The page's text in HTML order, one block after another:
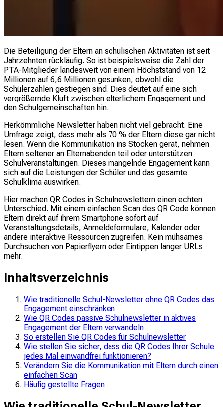
Die Beteiligung der Eltern an schulischen Aktivitäten ist seit
Jahrzehnten rückläufig. So ist beispielsweise die Zahl der
PTA-Mitglieder landesweit von einem Höchststand von 12
Millionen auf 6,6 Millionen gesunken, obwohl die
Schülerzahlen gestiegen sind. Dies deutet auf eine sich
vergrößernde Kluft zwischen elterlichem Engagement und
den Schulgemeinschaften hin.
Herkömmliche Newsletter haben nicht viel gebracht. Eine
Umfrage zeigt, dass mehr als 70 % der Eltern diese gar nicht
lesen. Wenn die Kommunikation ins Stocken gerät, nehmen
Eltern seltener an Elternabenden teil oder unterstützen
Schulveranstaltungen. Dieses mangelnde Engagement kann
sich auf die Leistungen der Schüler und das gesamte
Schulklima auswirken.
Hier machen QR Codes in Schulnewslettern einen echten
Unterschied. Mit einem einfachen Scan des QR Code können
Eltern direkt auf ihrem Smartphone sofort auf
Veranstaltungsdetails, Anmeldeformulare, Kalender oder
andere interaktive Ressourcen zugreifen. Kein mühsames
Durchsuchen von Papierflyern oder Eintippen langer URLs
mehr.
Inhaltsverzeichnis
Wie traditionelle Schul-Newsletter ohne QR Codes das
Engagement einschränken
Wie QR Codes passive Schulnewsletter in aktives
Engagement der Eltern verwandeln
So erstellen Sie QR Codes für Schulnewsletter
Wie stellen Sie sicher, dass die QR Codes Ihrer Schule
jedes Mal einwandfrei funktionieren?
Verändern Sie die Kommunikation mit Eltern durch einen
einfachen Scan
Häufig gestellte Fragen